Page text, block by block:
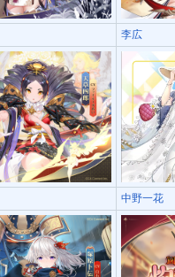
李広
中野一花